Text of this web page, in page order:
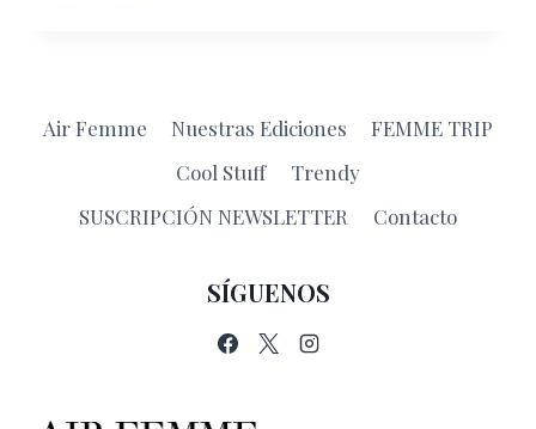
Air Femme Nuestras Ediciones
FEMME TRIP
Cool Stuff
Trendy
SUSCRIPCIÓN NEWSLETTER
Contacto
SÍGUENOS